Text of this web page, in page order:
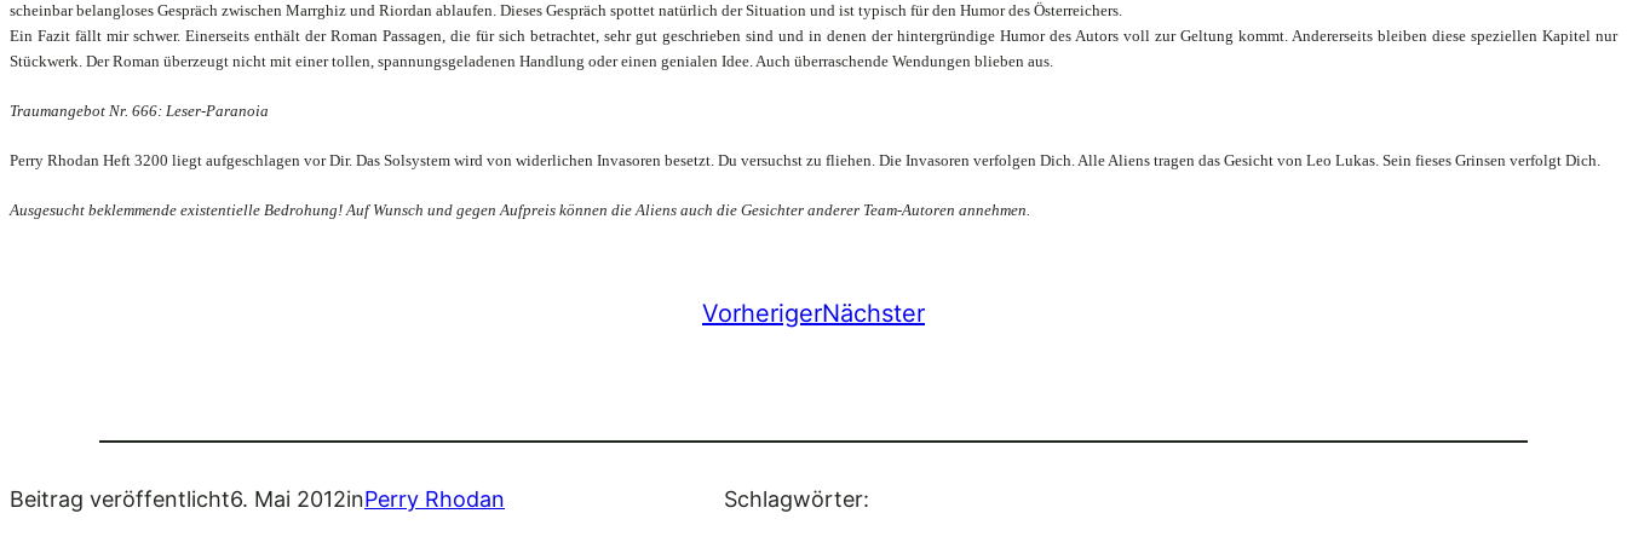
scheinbar belangloses Gespräch zwischen Marrghiz und Riordan ablaufen. Dieses Gespräch spottet natürlich der Situation und ist typisch für den Humor des Österreichers.
Ein Fazit fällt mir schwer. Einerseits enthält der Roman Passagen, die für sich betrachtet, sehr gut geschrieben sind und in denen der hintergründige Humor des Autors voll zur Geltung kommt. Andererseits bleiben diese speziellen Kapitel nur
Stückwerk. Der Roman überzeugt nicht mit einer tollen, spannungsgeladenen Handlung oder einen genialen Idee. Auch überraschende Wendungen blieben aus.
Traumangebot Nr. 666: Leser-Paranoia
Perry Rhodan Heft 3200 liegt aufgeschlagen vor Dir. Das Solsystem wird von widerlichen Invasoren besetzt. Du versuchst zu fliehen. Die Invasoren verfolgen Dich. Alle Aliens tragen das Gesicht von Leo Lukas. Sein fieses Grinsen verfolgt Dich.
Ausgesucht beklemmende existentielle Bedrohung! Auf Wunsch und gegen Aufpreis können die Aliens auch die Gesichter anderer Team-Autoren annehmen.
VorherigerNächster
Beitrag veröffentlicht6. Mai 2012inPerry Rhodan Schlagwörter: